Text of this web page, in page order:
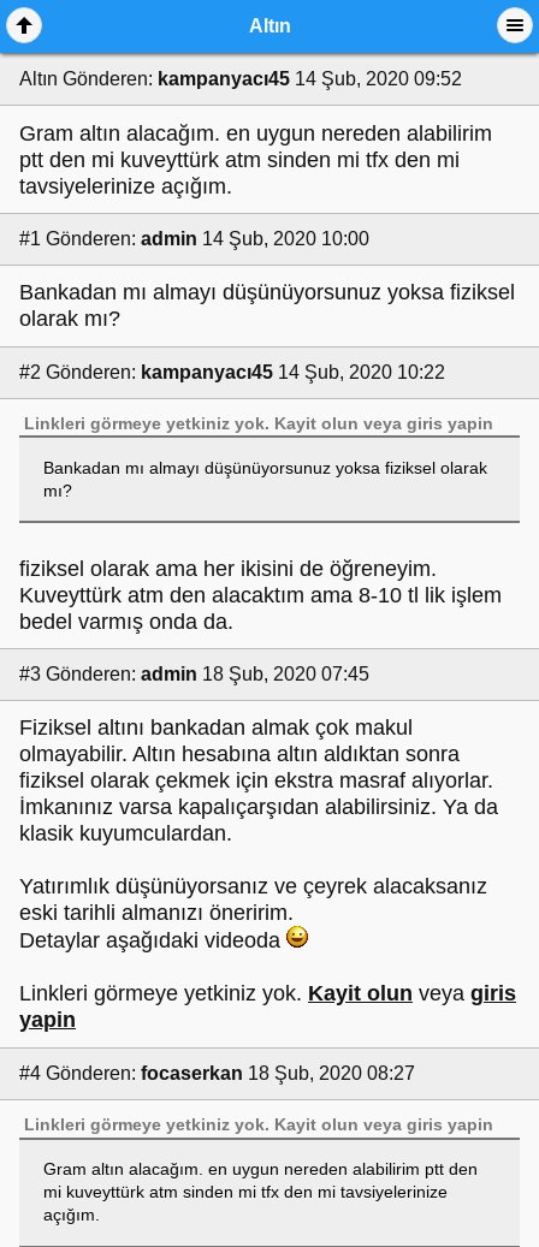
Altın
Altın Gönderen: kampanyacı45 14 Şub, 2020 09:52
Gram altın alacağım. en uygun nereden alabilirim
ptt den mi kuveyttürk atm sinden mi tfx den mi
tavsiyelerinize açığım.
#1 Gönderen: admin 14 Şub, 2020 10:00
Bankadan mı almayı düşünüyorsunuz yoksa fiziksel
olarak mı?
#2 Gönderen: kampanyacı45 14 Şub, 2020 10:22
Linkleri görmeye yetkiniz yok. Kayit olun veyagiris yapin
Bankadan mı almayı düşünüyorsunuz yoksa fiziksel olarak
mı?
fiziksel olarak ama her ikisini de öğreneyim.
Kuveyttürk atm den alacaktım ama 8-10 tl lik işlem
bedel varmış onda da.
#3 Gönderen: admin 18 Şub, 2020 07:45
Fiziksel altını bankadan almak çok makul
olmayabilir. Altın hesabına altın aldıktan sonra
fiziksel olarak çekmek için ekstra masraf alıyorlar.
İmkanınız varsa kapalıçarşıdan alabilirsiniz. Ya da
klasik kuyumculardan.
Yatırımlık düşünüyorsanız ve çeyrek alacaksanız
eski tarihli almanızı öneririm.
Detaylar aşağıdaki videoda
Linkleri görmeye yetkiniz yok. Kayit olun veya giris
yapin
#4 Gönderen: focaserkan 18 Şub, 2020 08:27
Linkleri görmeye yetkiniz yok. Kayit olun veyagiris yapin
Gram altın alacağım. en uygun nereden alabilirim ptt den
mi kuveyttürk atm sinden mi tfx den mi tavsiyelerinize
açığım.